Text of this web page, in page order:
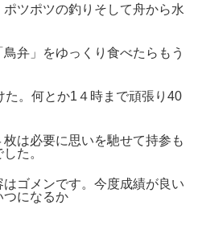
ツポツの釣りそして舟から水
弁」をゆっくり食べたらもう
た。何とか1４時まで頑張り40
は必要に思いを馳せて持参も
た。
ゴメンです。今度成績が良い
つになるか